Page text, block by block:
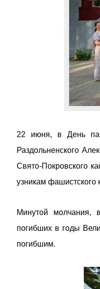
22 июня, в День
Раздольненского
Свято-Покровского
узникам фашистского
Минутой молчания,
погибших в годы
погибшим.